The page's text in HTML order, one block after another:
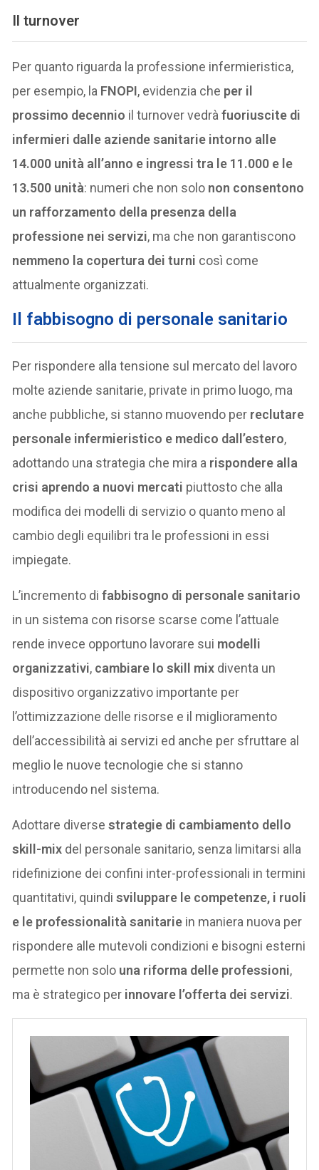
Il turnover
Per quanto riguarda la professione infermieristica,
per esempio, la FNOPI, evidenzia che per il
prossimo decennio il turnover vedràfuoriuscite di
infermieri dalle aziende sanitarie intorno alle
14.000 unità all’anno e ingressi tra le 11.000 e le
13.500 unità: numeri che non solo non consentono
un rafforzamento della presenza della
professione nei servizi, ma che non garantiscono
nemmeno la copertura dei turni così come
attualmente organizzati.
Il fabbisogno di personale sanitario
Per rispondere alla tensione sul mercato del lavoro
molte aziende sanitarie, private in primo luogo, ma
anche pubbliche, si stanno muovendo per reclutare
personale infermieristico e medico dall’estero,
adottando una strategia che mira a rispondere alla
crisi aprendo a nuovi mercati piuttosto che alla
modifica dei modelli di servizio o quanto meno al
cambio degli equilibri tra le professioni in essi
impiegate.
L’incremento difabbisogno di personale sanitario
in un sistema con risorse scarse come l’attuale
rende invece opportuno lavorare sui modelli
organizzativi, cambiare lo skill mix diventa un
dispositivo organizzativo importante per
l’ottimizzazione delle risorse e il miglioramento
dell’accessibilità ai servizi ed anche per sfruttare al
meglio le nuove tecnologie che si stanno
introducendo nel sistema.
Adottare diverse strategie di cambiamento dello
skill-mix del personale sanitario, senza limitarsi alla
ridefinizione dei confini inter-professionali in termini
quantitativi, quindisviluppare le competenze, i ruoli
e le professionalità sanitarie in maniera nuova per
rispondere alle mutevoli condizioni e bisogni esterni
permette non solo una riforma delle professioni,
ma è strategico per innovare l’offerta dei servizi.